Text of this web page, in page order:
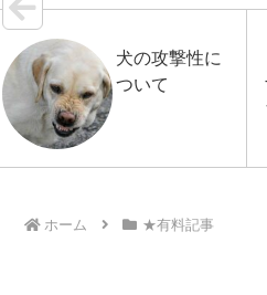
犬の攻撃性に
ついて
ホーム ★有料記事